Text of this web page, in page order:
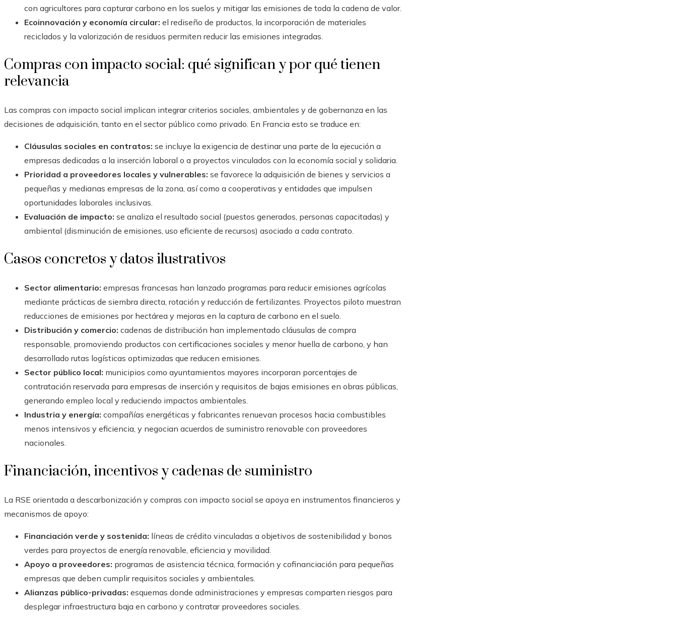
con agricultores para capturar carbono en los suelos y mitigar las emisiones de toda la cadena de valor.
Ecoinnovación y economía circular: el rediseño de productos, la incorporación de materiales
reciclados y la valorización de residuos permiten reducir las emisiones integradas.
Compras con impacto social: qué significan y por qué tienen
relevancia
Las compras con impacto social implican integrar criterios sociales, ambientales y de gobernanza en las
decisiones de adquisición, tanto en el sector público como privado. En Francia esto se traduce en:
Cláusulas sociales en contratos: se incluye la exigencia de destinar una parte de la ejecución a
empresas dedicadas a la inserción laboral o a proyectos vinculados con la economía social y solidaria.
Prioridad a proveedores locales y vulnerables: se favorece la adquisición de bienes y servicios a
pequeñas y medianas empresas de la zona, así como a cooperativas y entidades que impulsen
oportunidades laborales inclusivas.
Evaluación de impacto: se analiza el resultado social (puestos generados, personas capacitadas) y
ambiental (disminución de emisiones, uso eficiente de recursos) asociado a cada contrato.
Casos concretos y datos ilustrativos
Sector alimentario: empresas francesas han lanzado programas para reducir emisiones agrícolas
mediante prácticas de siembra directa, rotación y reducción de fertilizantes. Proyectos piloto muestran
reducciones de emisiones por hectárea y mejoras en la captura de carbono en el suelo.
Distribución y comercio: cadenas de distribución han implementado cláusulas de compra
responsable, promoviendo productos con certificaciones sociales y menor huella de carbono, y han
desarrollado rutas logísticas optimizadas que reducen emisiones.
Sector público local: municipios como ayuntamientos mayores incorporan porcentajes de
contratación reservada para empresas de inserción y requisitos de bajas emisiones en obras públicas,
generando empleo local y reduciendo impactos ambientales.
Industria y energía: compañías energéticas y fabricantes renuevan procesos hacia combustibles
menos intensivos y eficiencia, y negocian acuerdos de suministro renovable con proveedores
nacionales.
Financiación, incentivos y cadenas de suministro
La RSE orientada a descarbonización y compras con impacto social se apoya en instrumentos financieros y
mecanismos de apoyo:
Financiación verde y sostenida: líneas de crédito vinculadas a objetivos de sostenibilidad y bonos
verdes para proyectos de energía renovable, eficiencia y movilidad.
Apoyo a proveedores: programas de asistencia técnica, formación y cofinanciación para pequeñas
empresas que deben cumplir requisitos sociales y ambientales.
Alianzas público-privadas: esquemas donde administraciones y empresas comparten riesgos para
desplegar infraestructura baja en carbono y contratar proveedores sociales.